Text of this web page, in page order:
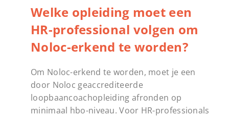
Welke opleiding moet een
HR-professional volgen om
Noloc-erkend te worden?
Om Noloc-erkend te worden, moet je een
door Noloc geaccrediteerde
loopbaancoachopleiding afronden op
minimaal hbo-niveau. Voor HR-professionals